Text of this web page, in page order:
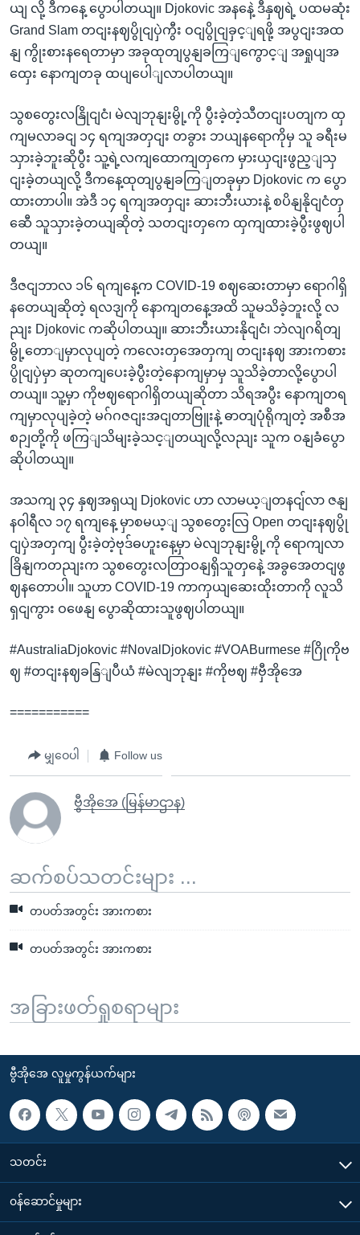
ယျ လို့ ဒီကနေ့ ပွောပါတယျ။ Djokovic အနနေဲ့ ဒီနှဈရဲ့ ပထမဆုံး
Grand Slam တငျးနဈပွိုငျပှဲကွီး ဝငျပွိုငျခှင့ျရဖို့ အပွငျးအထ
နျ ကွိုးစားနရေတာမှာ အခုထုတျပွနျခကြျကွောင့ျ အရှုပျအ
ထှေး နောကျတခု ထပျပေါျလာပါတယျ။
သွစတွေးလနြိုငျငံ၊ မဲလျဘုနျးမွို့ကို ပွီးခဲ့တဲ့သီတငျးပတျက ထှ
ကျမလာခငျ ၁၄ ရကျအတှငျး တခွား ဘယျနရောကိုမှ သူ ခရီးမ
သှားခဲ့ဘူးဆိုပွီး သူ့ရဲ့လကျထောကျတှကေ မှားယှငျးဖွည့ျသှ
ငျးခဲ့တယျလို့ ဒီကနေ့ထုတျပွနျခကြျတခုမှာ Djokovic က ပွော
ထားတာပါ။ အဲဒီ ၁၄ ရကျအတှငျး ဆားဘီးယားနဲ့ စပိနျနိုငျငံတှ
ဆေီ သူသှားခဲ့တယျဆိုတဲ့ သတငျးတှကေ ထှကျထားခဲ့ပွီးဖွဈပါ
တယျ။
ဒီဇငျဘာလ ၁၆ ရကျနေ့က COVID-19 စဈဆေးတာမှာ ရောဂါရှိ
နတေယျဆိုတဲ့ ရလဒျကို နောကျတနေ့အထိ သူမသိခဲ့ဘူးလို့ လ
ညျး Djokovic ကဆိုပါတယျ။ ဆားဘီးယားနိုငျငံ၊ ဘဲလျဂရိတျ
မွို့တောျမှာလုပျတဲ့ ကလေးတှအေတှကျ တငျးနဈ အားကစား
ပွိုငျပှဲမှာ ဆုတကျပေးခဲ့ပွီးတဲ့နောကျမှာမှ သူသိခဲ့တာလို့ပွောပါ
တယျ။ သူ့မှာ ကိုဗဈရောဂါရှိတယျဆိုတာ သိရအပွီး နောကျတရ
ကျမှာလုပျခဲ့တဲ့ မဂ်ဂဇငျးအငျတာဗြူးနဲ့ ဓာတျပုံရိုကျတဲ့ အစီအ
စဉျတို့ကို ဖကြျသိမျးခဲ့သင့ျတယျလို့လညျး သူက ဝနျခံပွော
ဆိုပါတယျ။
အသကျ ၃၄ နှဈအရှယျ Djokovic ဟာ လာမယ့ျတနငျ်လာ ဇနျ
နဝါရီလ ၁၇ ရကျနေ့ မှာစမယ့ျ သွစတွေးလြ Open တငျးနဈပွို
ငျပှဲအတှကျ ပွီးခဲ့တဲ့ဗုဒ်ဓဟူးနေ့မှာ မဲလျဘုနျးမွို့ကို ရောကျလာ
ခြိနျကတညျးက သွစတွေးလတြာဝနျရှိသူတှနေဲ့ အခွအေတငျဖွ
ဈနတောပါ။ သူဟာ COVID-19 ကာကှယျဆေးထိုးတာကို လူသိ
ရှငျကွား ဝဖေနျ ပွောဆိုထားသူဖွဈပါတယျ။
#AustraliaDjokovic #NovalDjokovic #VOABurmese #ဂြိုကိုဗ
ဈ #တငျးနဈခနြျပီယံ #မဲလျဘုနျး #ကိုဗဈ #ဗှီအိုအေ
===========
မျှဝေပါ Follow us
ဗွီအိုအေ (မြန်မာဌာန)
ဆက်စပ်သတင်းများ ...
တပတ်အတွင်း အားကစား
တပတ်အတွင်း အားကစား
အခြားဖတ်ရှုစရာများ
ဗွီအိုအေ လူမှုကွန်ယက်များ
သတင်း
၀န်ဆောင်မှုများ